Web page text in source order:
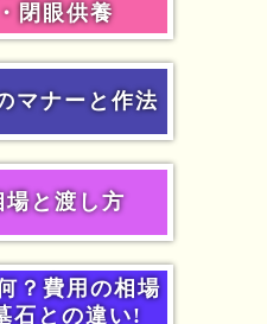
閉眼供養
マナーと作法
と渡し方
？費用の相場
石との違い!